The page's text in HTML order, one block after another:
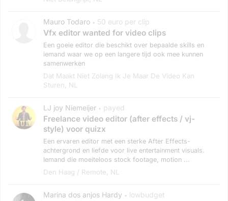
Mauro Todaro • 50 euro per clip
Vfx editor wanted for video clips
Een goeie editor die beschikt over bepaalde skills en
iemand waar we op een langere tijd ook mee kunnen
samenwerken
Dat Maakt Niet Zolang Ik Je Maar De Video Kan
Sturen, NL
LJ joy Niemeijer • payed
Freelance video editor (after effects / vj-
style) voor quizx
Een ervaren editor met een sterke After Effects-
achtergrond en liefde voor live entertainment visuals.
Iemand die moeiteloos stock footage, motion ...
Den Haag / Remote, NL
Marina dos anjos Hardy • lowbudget